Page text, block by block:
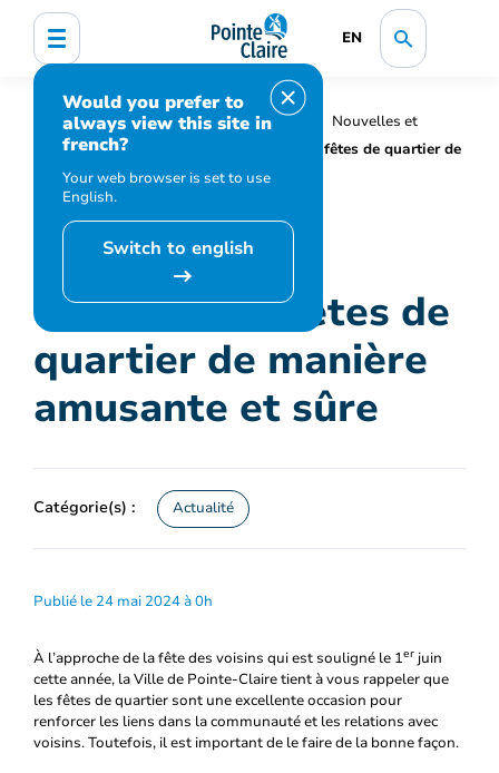
EN
Would you prefer to
always view this site in
french?
Your web browser is set to use
English.
Switch to english
Accueil Organisation municipale
Nouvelles et
médias
Actualités
Célébrer les fêtes de quartier de
manière amusante et sûre
Célébrer les fêtes de
quartier de manière
amusante et sûre
Catégorie(s) : Actualité
Publié le 24 mai 2024 à 0h
À l’approche de la fête des voisins qui est souligné le 1er juin
cette année, la Ville de Pointe-Claire tient à vous rappeler que
les fêtes de quartier sont une excellente occasion pour
renforcer les liens dans la communauté et les relations avec
voisins. Toutefois, il est important de le faire de la bonne façon.